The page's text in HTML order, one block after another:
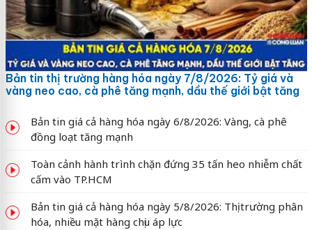
Bản tin thị trường hàng hóa ngày 7/8/2026: Tỷ giá và
vàng neo cao, cà phê tăng mạnh, dầu thế giới bật tăng
Bản tin giá cả hàng hóa ngày 6/8/2026: Vàng, cà phê
đồng loạt tăng mạnh
Toàn cảnh hành trình chặn đứng 35 tấn heo nhiễm chất
cấm vào TP.HCM
Bản tin giá cả hàng hóa ngày 5/8/2026: Thị trường phân
hóa, nhiều mặt hàng chịu áp lực